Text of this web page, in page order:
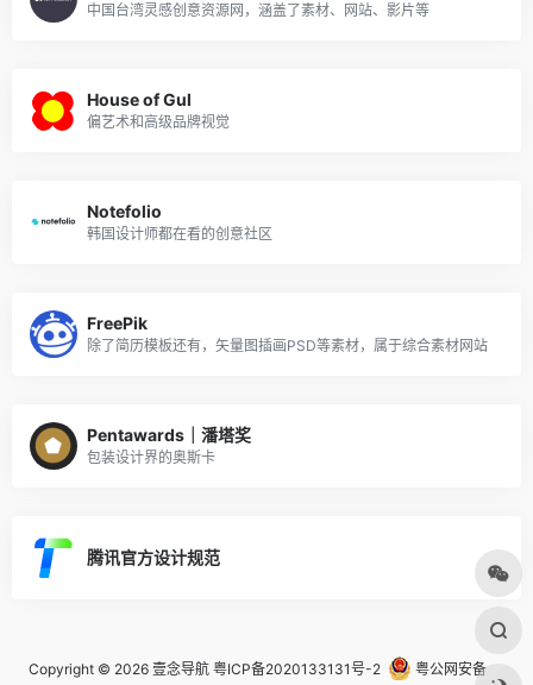
中国台湾灵感创意资源网，涵盖了素材、网站、影片等
House of Gul
偏艺术和高级品牌视觉
Notefolio
韩国设计师都在看的创意社区
FreePik
除了简历模板还有，矢量图插画PSD等素材，属于综合素材网站
Pentawards｜潘塔奖
包装设计界的奥斯卡
腾讯官方设计规范
Copyright © 2026 壹念导航 粤ICP备2020133131号-2 粤公网安备